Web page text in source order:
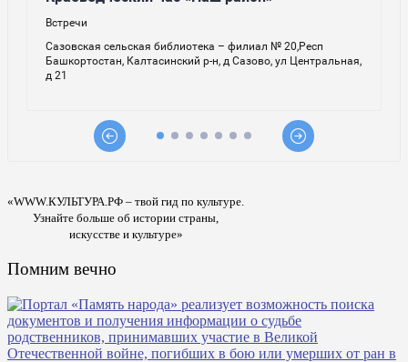
«WWW.КУЛЬТУРА.РФ – твой гид по культуре.
Узнайте больше об истории страны,
искусстве и культуре»
Помним вечно